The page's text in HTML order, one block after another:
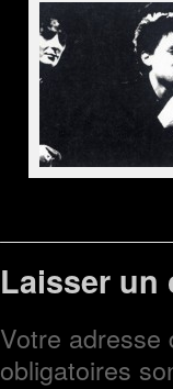
Laisser un
Votre adresse
obligatoires